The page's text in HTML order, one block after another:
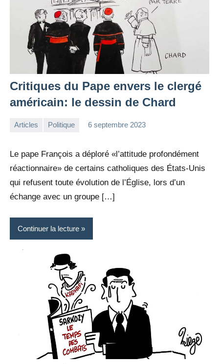
Critiques du Pape envers le clergé
américain: le dessin de Chard
Articles Politique 6 septembre 2023
Le pape François a déploré «l’attitude profondément
réactionnaire» de certains catholiques des États-Unis
qui refusent toute évolution de l’Église, lors d’un
échange avec un groupe […]
Continuer la lecture